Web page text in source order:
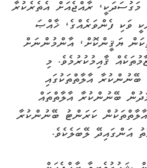
މަގުސަދަކީ، ރާއްޖެއަށް އެތެރެކުރާ
ވަކި ފެންވަރެއްގެ، ޚާއްޞަ
ޔަޤީންކޮށް، އާންމުންނަށް
ޤާއިމުކުރުމެވެ. މި
އާލާތްތަކުގައި
ބޭނުންކުރާ އާލާތްތައް
ކަރަންޓު ބޭނުންކުރާ
އަންގައިދޭ ލޭބަލެކެވެ.